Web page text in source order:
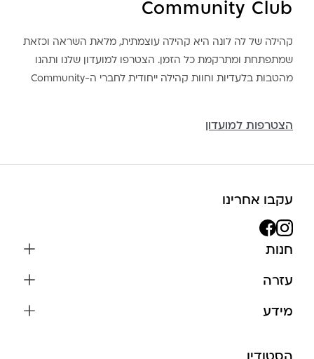
Community Club
קהילה של לה לונה היא קהילה עוצמתית, מלאת השראה וכזאת
שמתפתחת ומתרקמת כל הזמן. הצטרפו למועדון שלנו ותהנו
מהטבות בלעדיות וחוות קהילה ייחודית לחברי ה-Community
הצטרפות למועדון
עקבו אחרינו
חנות
צמידים
עזרה
מידע
שמירה על התכשיטים